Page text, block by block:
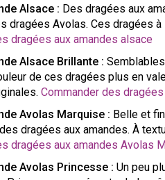
Alsace : Des dragées aux
dragées Avolas. Ces dragées
dragées aux amandes alsace
Alsace Brillante :
de ces dragées plus en
Commander des
Avolas Marquise : Belle et
dragées aux amandes. À
dragées aux amandes Avolas
Avolas Princesse : Un peu